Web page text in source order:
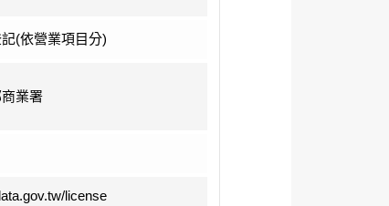
(依營業項目分)
業署
license